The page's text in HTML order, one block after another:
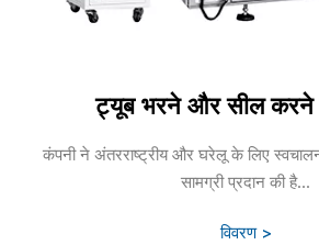
ट्यूब भरने और सील करने
कंपनी ने अंतरराष्ट्रीय और घरेलू के लिए
सामग्री प्रदान की है...
विवरण >